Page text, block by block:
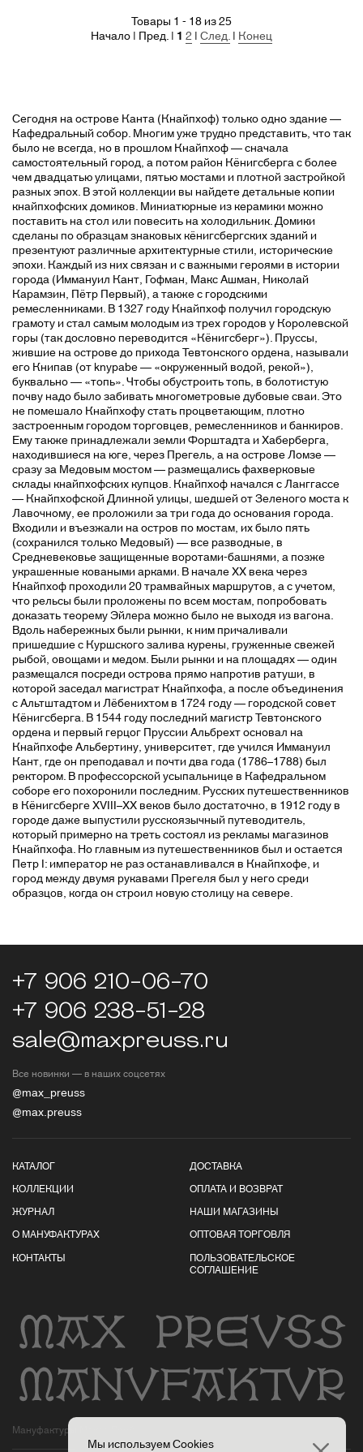
Товары 1 - 18 из 25
Начало | Пред. | 1 2 | След. | Конец
Сегодня на острове Канта (Кнайпхоф) только одно здание —
Кафедральный собор. Многим уже трудно представить, что так
было не всегда, но в прошлом Кнайпхоф — сначала
самостоятельный город, а потом район Кёнигсберга с более
чем двадцатью улицами, пятью мостами и плотной застройкой
разных эпох. В этой коллекции вы найдете детальные копии
кнайпхофских домиков. Миниатюрные из керамики можно
поставить на стол или повесить на холодильник. Домики
сделаны по образцам знаковых кёнигсбергских зданий и
презентуют различные архитектурные стили, исторические
эпохи. Каждый из них связан и с важными героями в истории
города (Иммануил Кант, Гофман, Макс Ашман, Николай
Карамзин, Пётр Первый), а также с городскими
ремесленниками. В 1327 году Кнайпхоф получил городскую
грамоту и стал самым молодым из трех городов у Королевской
горы (так дословно переводится «Кёнигсберг»). Пруссы,
жившие на острове до прихода Тевтонского ордена, называли
его Книпав (от knypabe — «окруженный водой, рекой»),
буквально — «топь». Чтобы обустроить топь, в болотистую
почву надо было забивать многометровые дубовые сваи. Это
не помешало Кнайпхофу стать процветающим, плотно
застроенным городом торговцев, ремесленников и банкиров.
Ему также принадлежали земли Форштадта и Хаберберга,
находившиеся на юге, через Прегель, а на острове Ломзе —
сразу за Медовым мостом — размещались фахверковые
склады кнайпхофских купцов. Кнайпхоф начался с Ланггассе
— Кнайпхофской Длинной улицы, шедшей от Зеленого моста к
Лавочному, ее проложили за три года до основания города.
Входили и въезжали на остров по мостам, их было пять
(сохранился только Медовый) — все разводные, в
Средневековье защищенные воротами-башнями, а позже
украшенные коваными арками. В начале XX века через
Кнайпхоф проходили 20 трамвайных маршрутов, а с учетом,
что рельсы были проложены по всем мостам, попробовать
доказать теорему Эйлера можно было не выходя из вагона.
Вдоль набережных были рынки, к ним причаливали
пришедшие с Куршского залива курены, груженные свежей
рыбой, овощами и медом. Были рынки и на площадях — один
размещался посреди острова прямо напротив ратуши, в
которой заседал магистрат Кнайпхофа, а после объединения
с Альтштадтом и Лёбенихтом в 1724 году — городской совет
Кёнигсберга. В 1544 году последний магистр Тевтонского
ордена и первый герцог Пруссии Альбрехт основал на
Кнайпхофе Альбертину, университет, где учился Иммануил
Кант, где он преподавал и почти два года (1786–1788) был
ректором. В профессорской усыпальнице в Кафедральном
соборе его похоронили последним. Русских путешественников
в Кёнигсберге XVIII–XX веков было достаточно, в 1912 году в
городе даже выпустили русскоязычный путеводитель,
который примерно на треть состоял из рекламы магазинов
Кнайпхофа. Но главным из путешественников был и остается
Петр I: император не раз останавливался в Кнайпхофе, и
город между двумя рукавами Прегеля был у него среди
образцов, когда он строил новую столицу на севере.
+7 906 210-06-70
+7 906 238-51-28
sale@maxpreuss.ru
Все новинки — в наших соцсетях
@max_preuss
@max.preuss
КАТАЛОГ
КОЛЛЕКЦИИ
ЖУРНАЛ
О МАНУФАКТУРАХ
КОНТАКТЫ
ДОСТАВКА
ОПЛАТА И ВОЗВРАТ
НАШИ МАГАЗИНЫ
ОПТОВАЯ ТОРГОВЛЯ
ПОЛЬЗОВАТЕЛЬСКОЕ
СОГЛАШЕНИЕ
Мануфактуры Макса Пройса
Мы используем Cookies